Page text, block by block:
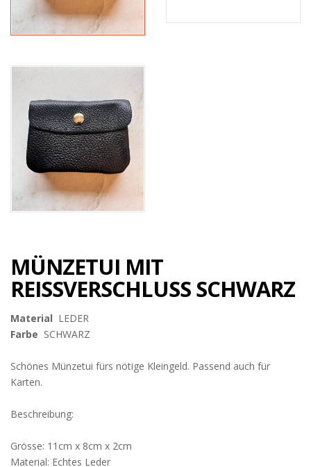
MÜNZETUI MIT
REISSVERSCHLUSS SCHWARZ
Material LEDER
Farbe SCHWARZ
Schönes Münzetui fürs nötige Kleingeld. Passend auch für
Karten.
Beschreibung:
Grösse: 11cm x 8cm x 2cm
Material: Echtes Leder